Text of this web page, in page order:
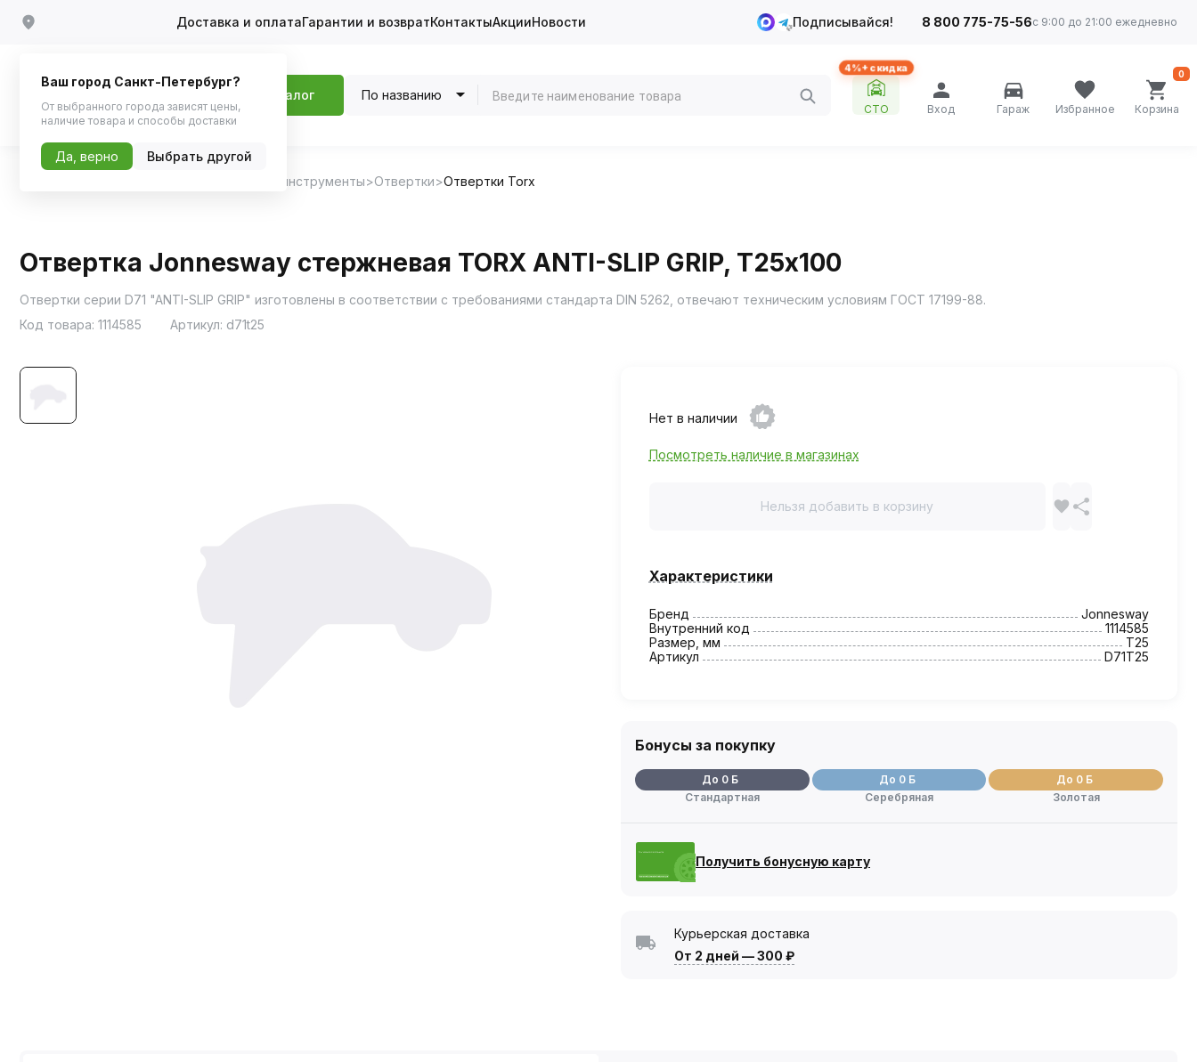
Доставка и оплатаГарантии и возвратКонтактыАкцииНовости Подписывайся! 8 800 775-75-56с 9:00 до 21:00 ежедневно
Каталог По названию
4%+ скидка
СТО Вход Гараж Избранное Корзина
0
Ручные инструменты Отвертки Отвертки Torx
Отвертка Jonnesway стержневая TORX ANTI-SLIP GRIP, T25х100
Отвертки серии D71 "ANTI-SLIP GRIP" изготовлены в соответствии с требованиями стандарта DIN 5262, отвечают техническим условиям ГОСТ 17199-88.
Код товара: 1114585 Артикул: d71t25
Нет в наличии
Посмотреть наличие в магазинах
Нельзя добавить в корзину
Характеристики
Бренд
Jonnesway
Внутренний код
1114585
Размер, мм
T25
Артикул
D71T25
Бонусы за покупку
До 0 Б
Стандартная
До 0 Б
Серебряная
До 0 Б
Золотая
Получить бонусную карту
Курьерская доставка
От 2 дней —300 ₽
Ваш город Санкт-Петербург?
От выбранного города зависят цены,
наличие товара и способы доставки
Да, верно Выбрать другой